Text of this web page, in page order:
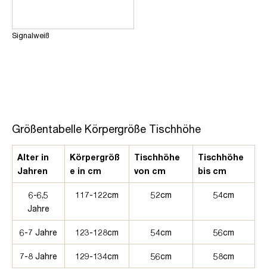
Signalweiß
Größentabelle Körpergröße Tischhöhe
Alter in
Jahren
Körpergröß
e in cm
Tischhöhe
von cm
Tischhöhe
bis cm
6-6,5
Jahre
117-122cm 52cm 54cm
6-7 Jahre 123-128cm 54cm 56cm
7-8 Jahre 129-134cm 56cm 58cm